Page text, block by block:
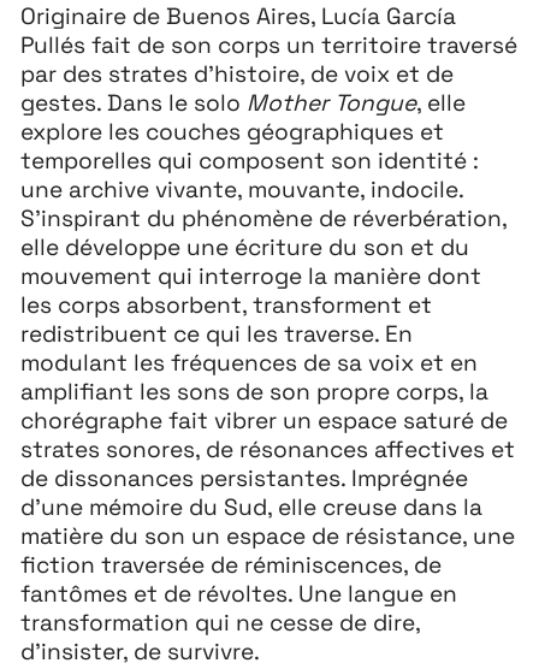
Playground26
3 ↘ 29 NOVEMBRE
Festival26
11 MAI ↘ 13 JUIN
Originaire de Buenos Aires, Lucía García
Pullés fait de son corps un territoire traversé
par des strates d’histoire, de voix et de
gestes. Dans le solo Mother Tongue, elle
explore les couches géographiques et
temporelles qui composent son identité :
une archive vivante, mouvante, indocile.
S’inspirant du phénomène de réverbération,
elle développe une écriture du son et du
mouvement qui interroge la manière dont
les corps absorbent, transforment et
redistribuent ce qui les traverse. En
modulant les fréquences de sa voix et en
amplifiant les sons de son propre corps, la
chorégraphe fait vibrer un espace saturé de
strates sonores, de résonances affectives et
de dissonances persistantes. Imprégnée
d’une mémoire du Sud, elle creuse dans la
matière du son un espace de résistance, une
fiction traversée de réminiscences, de
fantômes et de révoltes. Une langue en
transformation qui ne cesse de dire,
d’insister, de survivre.